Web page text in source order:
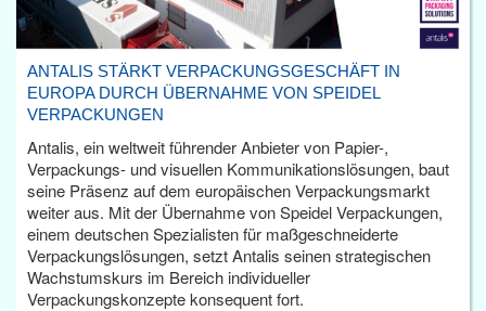
ANTALIS STÄRKT VERPACKUNGSGESCHÄFT IN
EUROPA DURCH ÜBERNAHME VON SPEIDEL
VERPACKUNGEN
Antalis, ein weltweit führender Anbieter von Papier-,
Verpackungs- und visuellen Kommunikationslösungen, baut
seine Präsenz auf dem europäischen Verpackungsmarkt
weiter aus. Mit der Übernahme von Speidel Verpackungen,
einem deutschen Spezialisten für maßgeschneiderte
Verpackungslösungen, setzt Antalis seinen strategischen
Wachstumskurs im Bereich individueller
Verpackungskonzepte konsequent fort.